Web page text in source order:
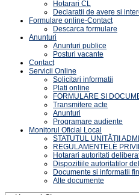
Hotarari CL
Declaratii de avere si
Formulare online-Contact
Descarca formulare
Anunturi
Anunturi publice
Posturi vacante
Contact
Servicii Online
Solicitari informatii
Plati online
FORMULARE SI
Transmitere acte
Anunturi
Programare audiente
Monitorul Oficial Local
STATUTUL UNITĂȚII
REGULAMENTELE
Hotarari autoritati
Dispozitiile autoritatilor
Documente si informatii
Alte documente